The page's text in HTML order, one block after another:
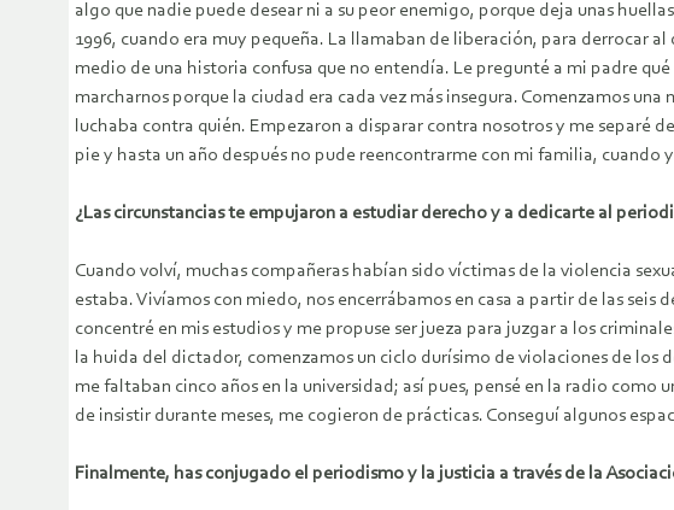
algo que nadie puede desear ni a su peor enemigo, porque deja unas
1996, cuando era muy pequeña. La llamaban de liberación, para derrocar
medio de una historia confusa que no entendía. Le pregunté a mi padre
marcharnos porque la ciudad era cada vez más insegura. Comenzamos
luchaba contra quién. Empezaron a disparar contra nosotros y me separé
pie y hasta un año después no pude reencontrarme con mi familia, cuando
¿Las circunstancias te empujaron a estudiar derecho y a dedicarte al
Cuando volví, muchas compañeras habían sido víctimas de la violencia
estaba. Vivíamos con miedo, nos encerrábamos en casa a partir de las
concentré en mis estudios y me propuse ser jueza para juzgar a los
la huida del dictador, comenzamos un ciclo durísimo de violaciones de los
me faltaban cinco años en la universidad; así pues, pensé en la radio
de insistir durante meses, me cogieron de prácticas. Conseguí algunos
Finalmente, has conjugado el periodismo y la justicia a través de la